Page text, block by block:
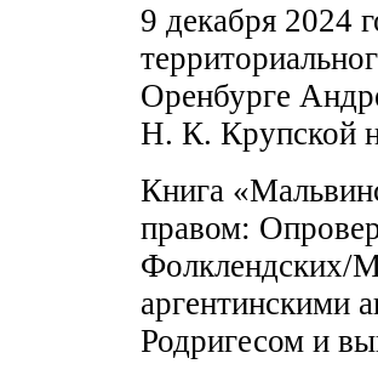
9 декабря 2024
Оренбурге
Н. К. Крупской
Книга
правом:
Фолклендских/
аргентинскими
Родригесом и